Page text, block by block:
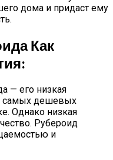
дома и придаст ему
Как
— его низкая
самых дешевых
Однако низкая
Рубероид
и